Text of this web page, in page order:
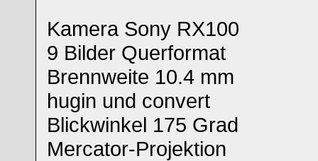
Kamera Sony RX100
9 Bilder Querformat
Brennweite 10.4 mm
hugin und convert
Blickwinkel 175 Grad
Mercator-Projektion